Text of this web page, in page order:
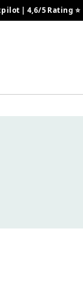
| 4,6/5 Rating ⭐️